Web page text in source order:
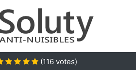
(116 votes)